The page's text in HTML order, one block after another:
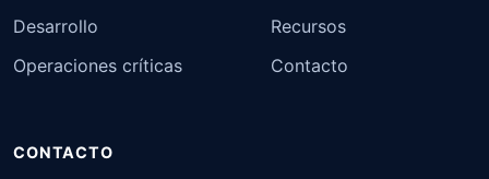
Desarrollo
Operaciones críticas
Recursos
Contacto
CONTACTO